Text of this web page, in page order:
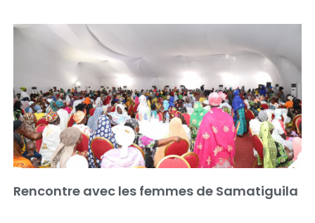
Rencontre avec les femmes de Samatiguila